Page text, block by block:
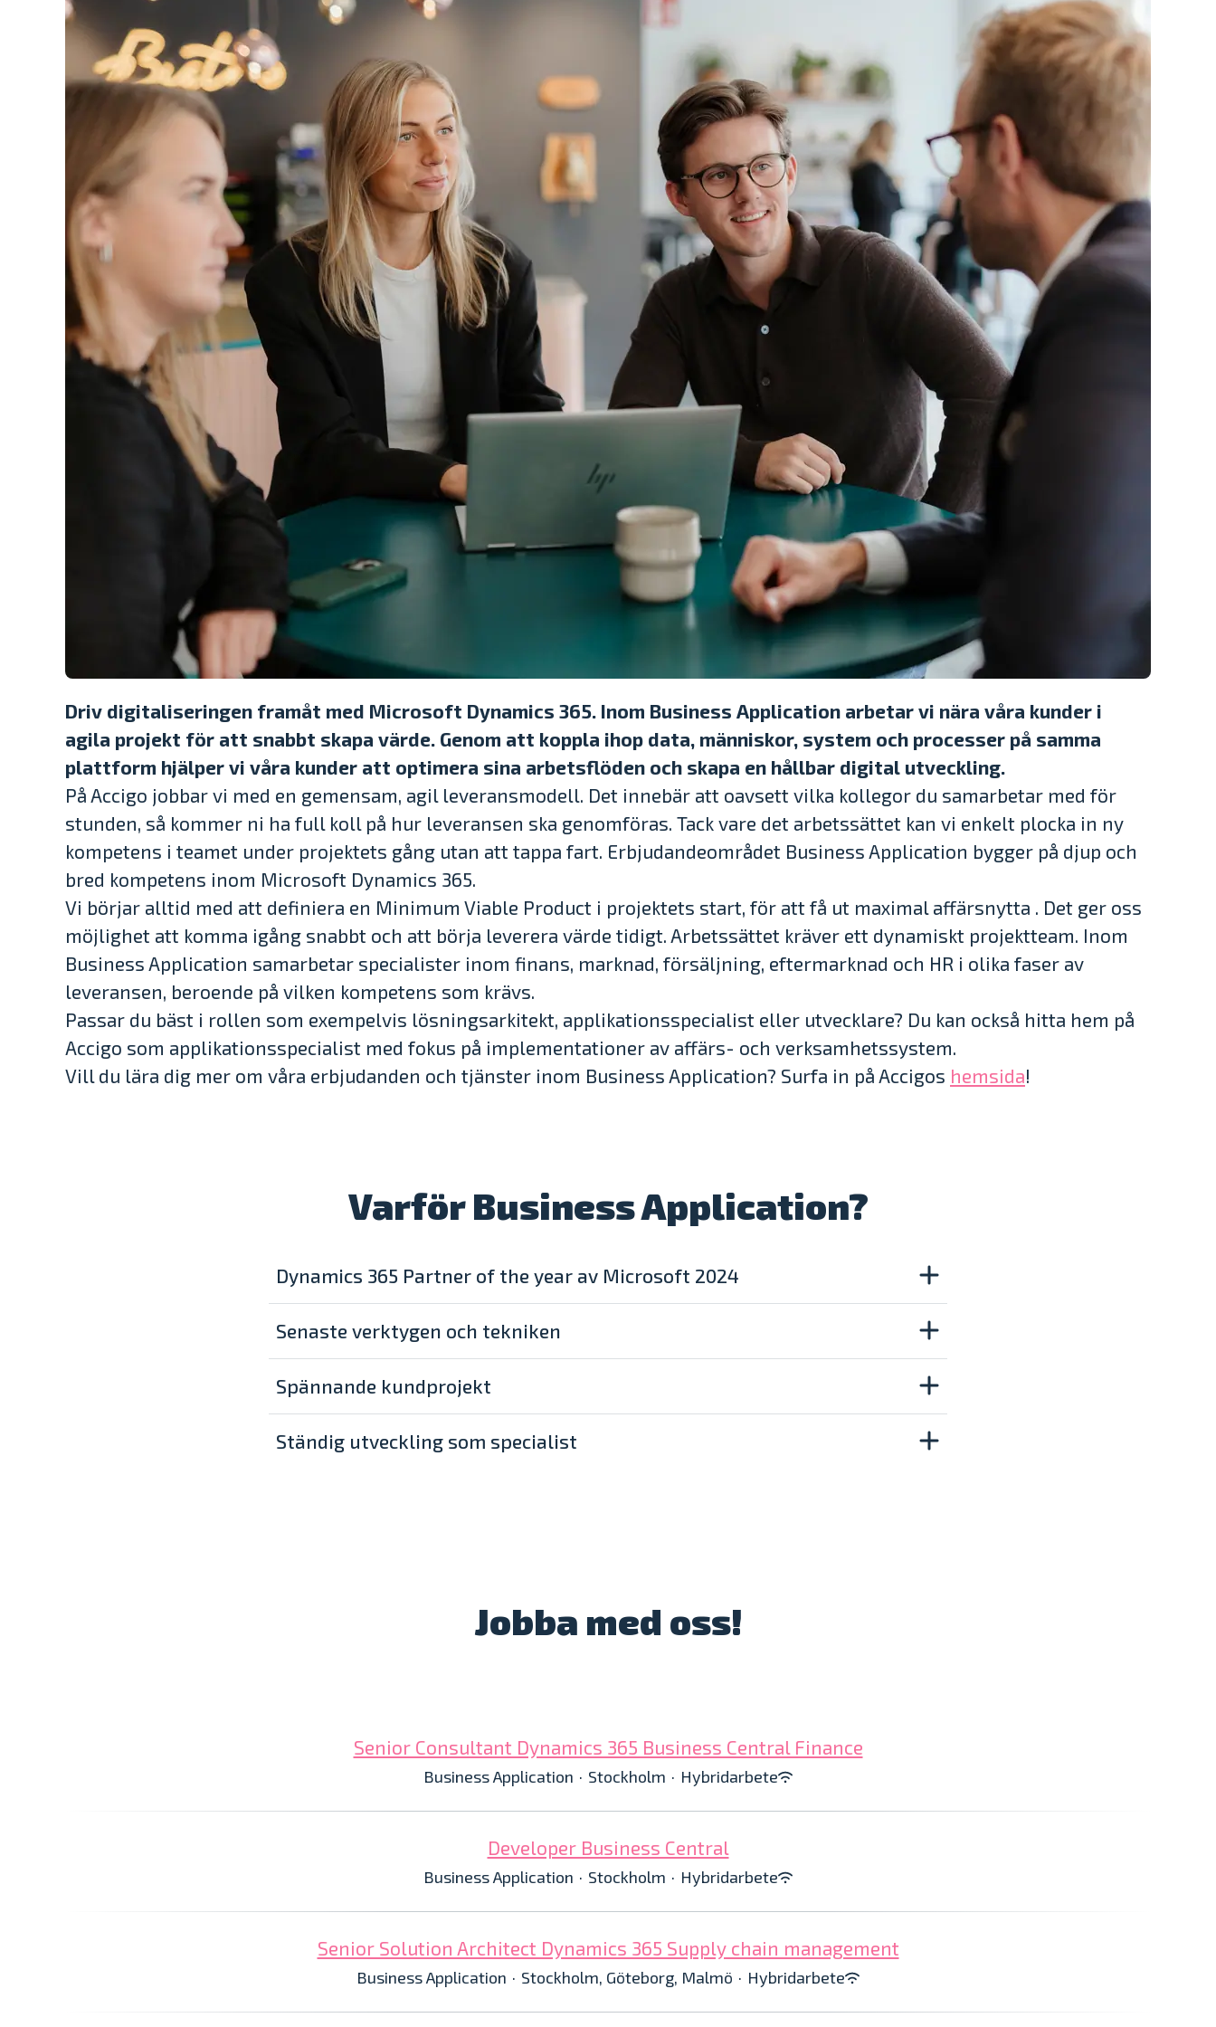
Driv digitaliseringen framåt med Microsoft Dynamics 365. Inom Business Application arbetar vi nära våra kunder i
agila projekt för att snabbt skapa värde. Genom att koppla ihop data, människor, system och processer på samma
plattform hjälper vi våra kunder att optimera sina arbetsflöden och skapa en hållbar digital utveckling.
På Accigo jobbar vi med en gemensam, agil leveransmodell. Det innebär att oavsett vilka kollegor du samarbetar med för
stunden, så kommer ni ha full koll på hur leveransen ska genomföras. Tack vare det arbetssättet kan vi enkelt plocka in ny
kompetens i teamet under projektets gång utan att tappa fart. Erbjudandeområdet Business Application bygger på djup och
bred kompetens inom Microsoft Dynamics 365.
Vi börjar alltid med att definiera en Minimum Viable Product i projektets start, för att få ut maximal affärsnytta . Det ger oss
möjlighet att komma igång snabbt och att börja leverera värde tidigt. Arbetssättet kräver ett dynamiskt projektteam. Inom
Business Application samarbetar specialister inom finans, marknad, försäljning, eftermarknad och HR i olika faser av
leveransen, beroende på vilken kompetens som krävs.
Passar du bäst i rollen som exempelvis lösningsarkitekt, applikationsspecialist eller utvecklare? Du kan också hitta hem på
Accigo som applikationsspecialist med fokus på implementationer av affärs- och verksamhetssystem.
Vill du lära dig mer om våra erbjudanden och tjänster inom Business Application? Surfa in på Accigos hemsida!
Varför Business Application?
Dynamics 365 Partner of the year av Microsoft 2024
Senaste verktygen och tekniken
Spännande kundprojekt
Ständig utveckling som specialist
Jobba med oss!
Senior Consultant Dynamics 365 Business Central Finance
Business Application · Stockholm · Hybridarbete
Developer Business Central
Business Application · Stockholm · Hybridarbete
Senior Solution Architect Dynamics 365 Supply chain management
Business Application · Stockholm, Göteborg, Malmö · Hybridarbete